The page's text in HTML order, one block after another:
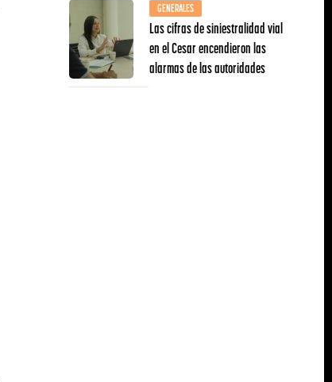
GENERALES
Las cifras de siniestralidad vial
en el Cesar encendieron las
alarmas de las autoridades